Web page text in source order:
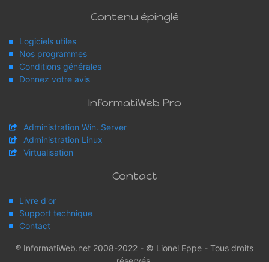
Contenu épinglé
Logiciels utiles
Nos programmes
Conditions générales
Donnez votre avis
InformatiWeb Pro
Administration Win. Server
Administration Linux
Virtualisation
Contact
Livre d'or
Support technique
Contact
® InformatiWeb.net 2008-2022 - © Lionel Eppe - Tous droits